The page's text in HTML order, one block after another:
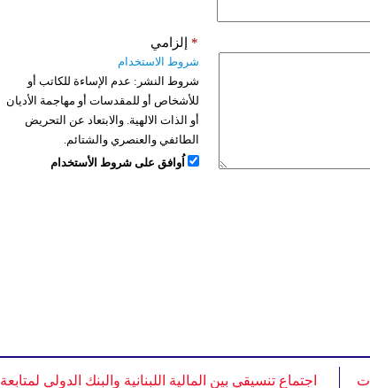
إلزامي *
شروط الاستخدام
شروط النشر: عدم الإساءة للكاتب أو
للأشخاص أو للمقدسات أو مهاجمة الأديان
أو الذات الالهية. والابتعاد عن التحريض
الطائفي والعنصري والشتائم.
اُوافق على شروط الأستخدام
اجتماع تنسيقي بين المالية اللبنانية والبنك الدولي لمتابعة